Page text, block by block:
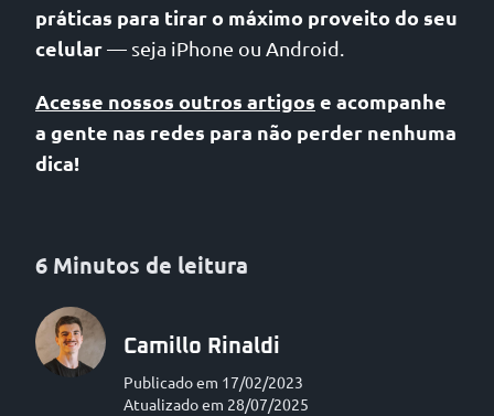
práticas para tirar o máximo proveito do seu
celular— seja iPhone ou Android.
Acesse nossos outros artigos e acompanhe
a gente nas redes para não perder nenhuma
dica!
6 Minutos de leitura
Camillo Rinaldi
Publicado em 17/02/2023
Atualizado em 28/07/2025